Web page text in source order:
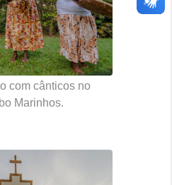
com cânticos no
Marinhos.